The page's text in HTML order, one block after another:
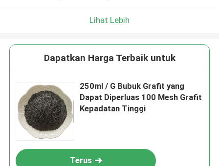
Lihat Lebih
Dapatkan Harga Terbaik untuk
250ml / G Bubuk Grafit yang
Dapat Diperluas 100 Mesh Grafit
Kepadatan Tinggi
Terus